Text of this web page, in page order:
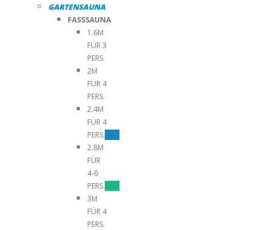
GARTENSAUNA
FASSSAUNA
1.6M
FÜR 3
PERS.
2M
FÜR 4
PERS.
2.4M
FÜR 4
PERS.TOP
2.8M
FÜR
4-6
PERS.NEU
3M
FÜR 4
PERS.